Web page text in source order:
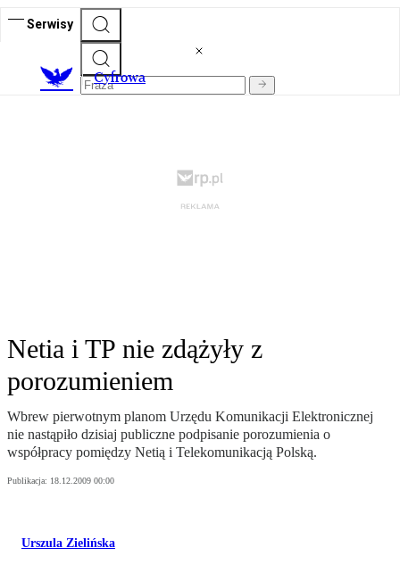
Serwisy
Cyfrowa
Netia i TP nie zdążyły z
porozumieniem
Wbrew pierwotnym planom Urzędu Komunikacji Elektronicznej
nie nastąpiło dzisiaj publiczne podpisanie porozumienia o
współpracy pomiędzy Netią i Telekomunikacją Polską.
Publikacja: 18.12.2009 00:00
Urszula Zielińska